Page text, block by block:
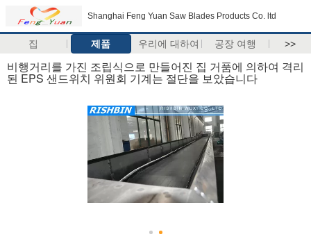
Shanghai Feng Yuan Saw Blades Products Co. ltd
집 제품 우리에 대하여 공장 여행 >>
비행거리를 가진 조립식으로 만들어진 집 거품에 의하여 격리
된 EPS 샌드위치 위원회 기계는 절단을 보았습니다